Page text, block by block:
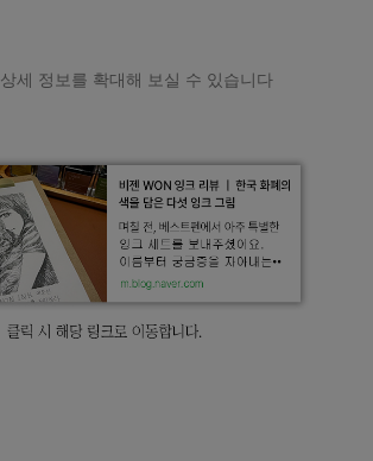
상세 정보를 확대해 보실 수 있습니다